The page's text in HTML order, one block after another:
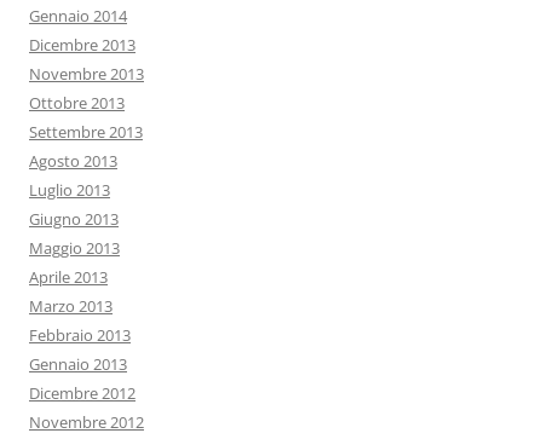
Gennaio 2014
Dicembre 2013
Novembre 2013
Ottobre 2013
Settembre 2013
Agosto 2013
Luglio 2013
Giugno 2013
Maggio 2013
Aprile 2013
Marzo 2013
Febbraio 2013
Gennaio 2013
Dicembre 2012
Novembre 2012